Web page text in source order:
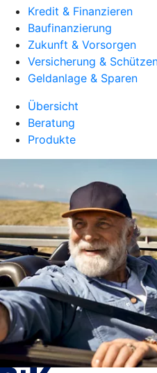
Kredit & Finanzieren
Baufinanzierung
Zukunft & Vorsorgen
Versicherung &
Geldanlage & Sparen
Übersicht
Beratung
Produkte